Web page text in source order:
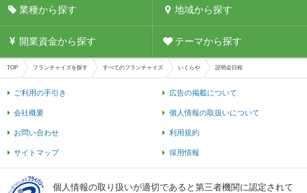
業種から探す 地域から探す
開業資金から探す テーマから探す
TOP フランチャイズを探す すべてのフランチャイズ いくらや 説明会日程
ご利用の手引き 広告の掲載について
会社概要 個人情報の取扱いについて
お問い合わせ 利用規約
サイトマップ 採用情報
個人情報の取り扱いが適切であると第三者機関に認定されて